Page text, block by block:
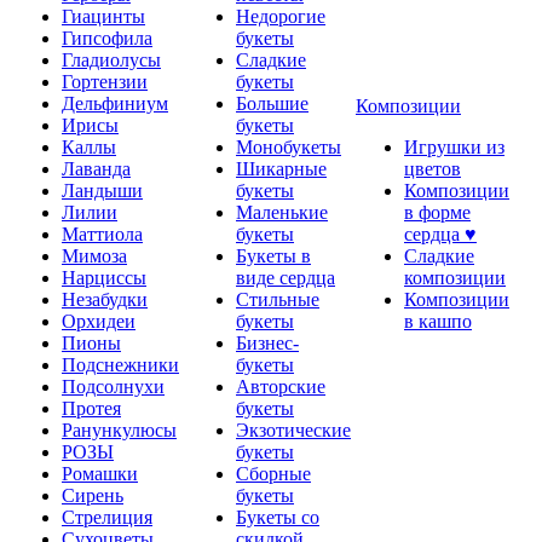
Гиацинты
Гипсофила
Гладиолусы
Гортензии
Дельфиниум
Ирисы
Каллы
Лаванда
Ландыши
Лилии
Маттиола
Мимоза
Нарциссы
Незабудки
Орхидеи
Пионы
Подснежники
Подсолнухи
Протея
Ранункулюсы
РОЗЫ
Ромашки
Сирень
Стрелиция
Недорогие
букеты
Сладкие
букеты
Большие
букеты
Монобукеты
Шикарные
букеты
Маленькие
букеты
Букеты в
виде сердца
Стильные
букеты
Бизнес-
букеты
Авторские
букеты
Экзотические
букеты
Сборные
букеты
Букеты со
Композиции
Игрушки из
цветов
Композиции
в форме
сердца ♥
Сладкие
композиции
Композиции
в кашпо